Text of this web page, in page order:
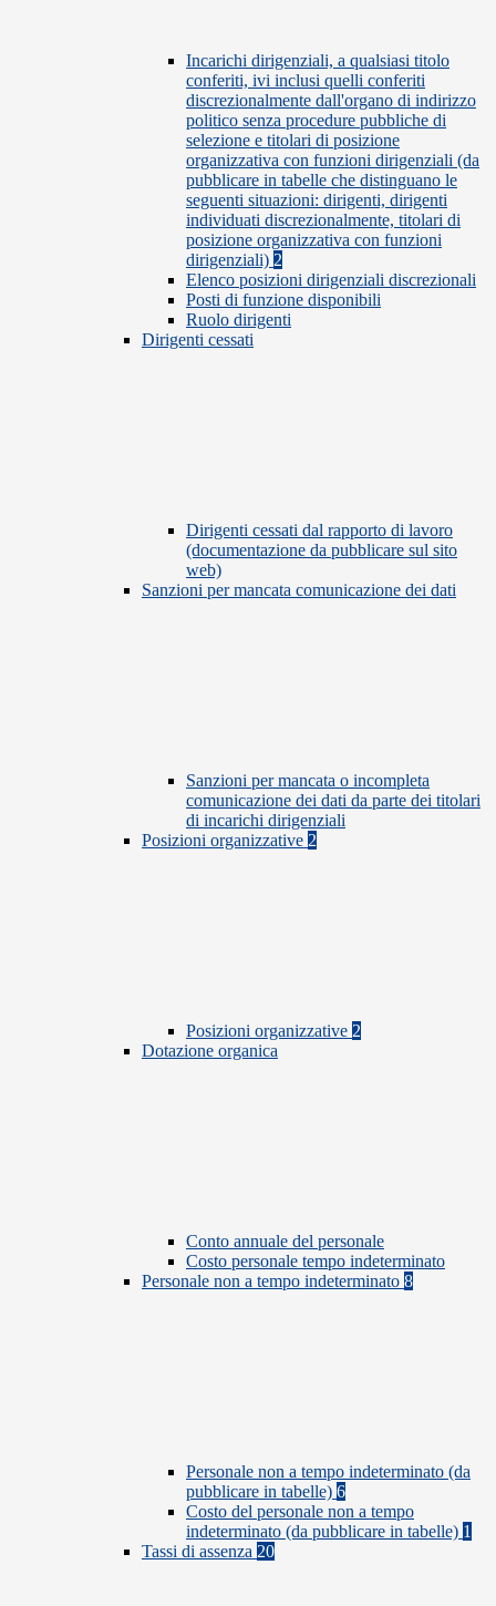
Incarichi dirigenziali, a qualsiasi titolo
conferiti, ivi inclusi quelli conferiti
discrezionalmente dall'organo di indirizzo
politico senza procedure pubbliche di
selezione e titolari di posizione
organizzativa con funzioni dirigenziali (da
pubblicare in tabelle che distinguano le
seguenti situazioni: dirigenti, dirigenti
individuati discrezionalmente, titolari di
posizione organizzativa con funzioni
dirigenziali) 2
Elenco posizioni dirigenziali discrezionali
Posti di funzione disponibili
Ruolo dirigenti
Dirigenti cessati
Dirigenti cessati dal rapporto di lavoro
(documentazione da pubblicare sul sito
web)
Sanzioni per mancata comunicazione dei dati
Sanzioni per mancata o incompleta
comunicazione dei dati da parte dei titolari
di incarichi dirigenziali
Posizioni organizzative 2
Posizioni organizzative 2
Dotazione organica
Conto annuale del personale
Costo personale tempo indeterminato
Personale non a tempo indeterminato 8
Personale non a tempo indeterminato (da
pubblicare in tabelle) 6
Costo del personale non a tempo
indeterminato (da pubblicare in tabelle) 1
Tassi di assenza 20